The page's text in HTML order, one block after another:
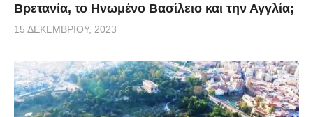
Βρετανία, το Ηνωμένο Βασίλειο και την Αγγλία;
15 ΔΕΚΕΜΒΡΊΟΥ, 2023